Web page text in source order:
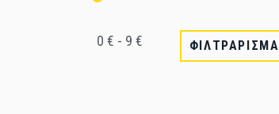
0 € - 9 € ΦΙΛΤΡΑΡΙΣΜΑ